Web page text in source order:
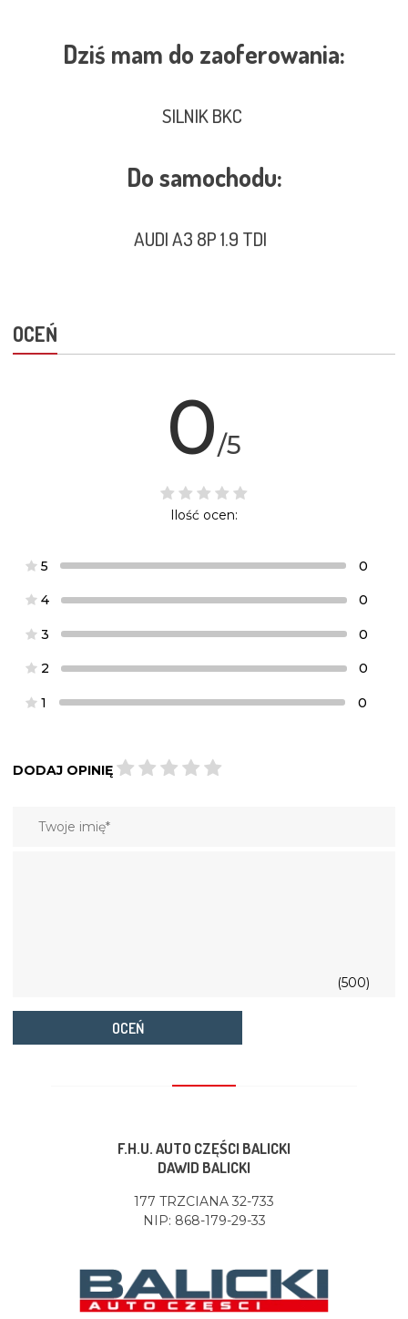
Dziś mam do zaoferowania:
SILNIK BKC
Do samochodu:
AUDI A3 8P 1.9 TDI
OCEŃ
0/5
Ilość ocen:
5 0
4 0
3 0
2 0
1 0
DODAJ OPINIĘ
(500)
OCEŃ
F.H.U. AUTO CZĘŚCI BALICKI
DAWID BALICKI
177 TRZCIANA 32-733
NIP: 868-179-29-33